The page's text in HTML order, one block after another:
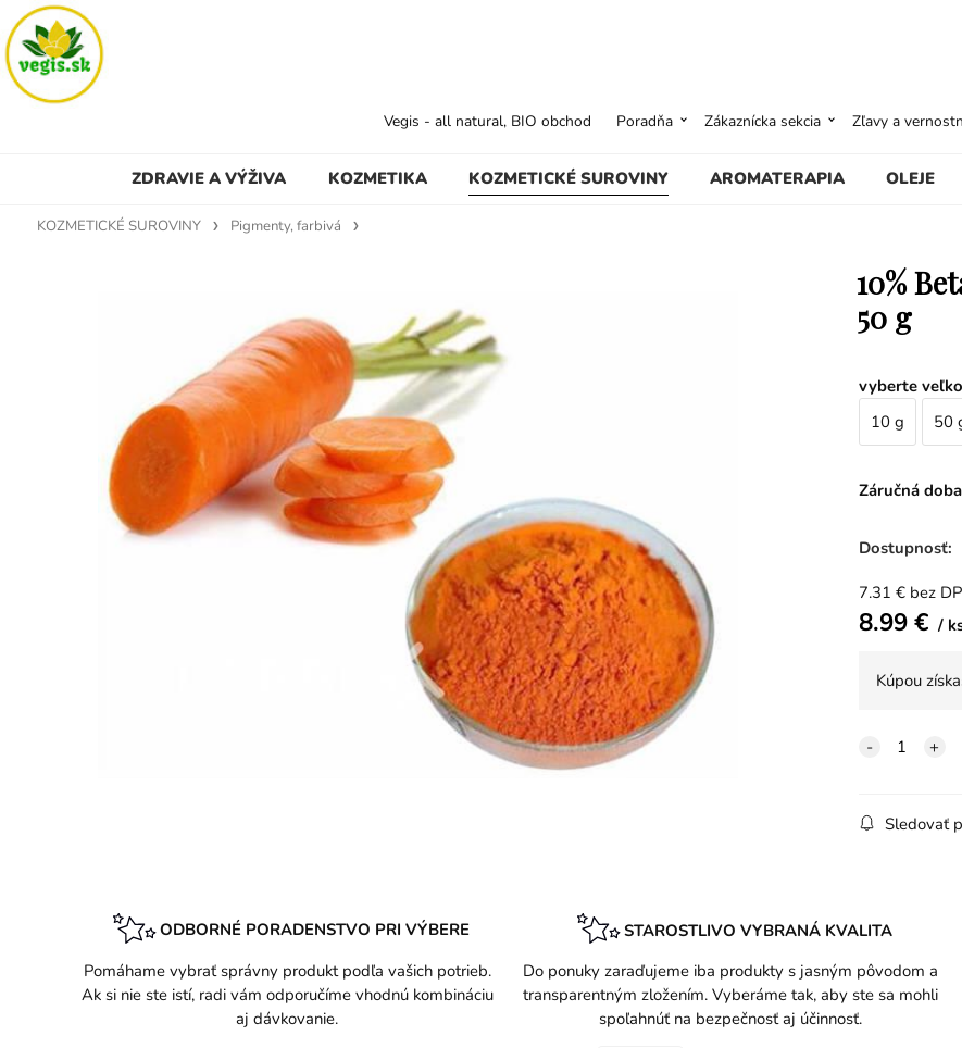
ZDRAVIE A VÝŽIVA KOZMETIKA KOZMETICKÉ SUROVINY AROMATERAPIA OLEJE
Vegis - all natural, BIO obchod Poradňa Zákaznícka sekcia Zľavy a
KOZMETICKÉ SUROVINY Pigmenty, farbivá
10%
50 g
vyberte
10 g
50
Záručná
Dostupnosť:
7.31 € bez
8.99€
Kúpou
Sledovať
ODBORNÉ PORADENSTVO PRI VÝBERE
Pomáhame vybrať správny produkt podľa vašich potrieb.
Ak si nie ste istí, radi vám odporučíme vhodnú kombináciu
aj dávkovanie.
STAROSTLIVO VYBRANÁ KVALITA
Do ponuky zaraďujeme iba produkty s jasným pôvodom a
transparentným zložením. Vyberáme tak, aby ste sa mohli
spoľahnúť na bezpečnosť aj účinnosť.